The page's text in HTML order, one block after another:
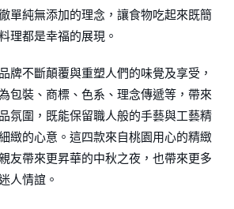
單純無添加的理念，讓食物吃起來既簡
理都是幸福的展現。
牌不斷顛覆與重塑人們的味覺及享受，
包裝、商標、色系、理念傳遞等，帶來
氛圍，既能保留職人般的手藝與工藝精
緻的心意。這四款來自桃園用心的精緻
友帶來更昇華的中秋之夜，也帶來更多
人情誼。